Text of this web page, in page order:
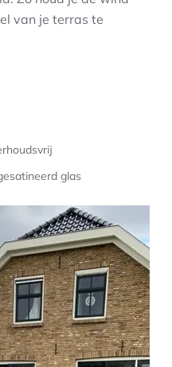
van je terras te
glas